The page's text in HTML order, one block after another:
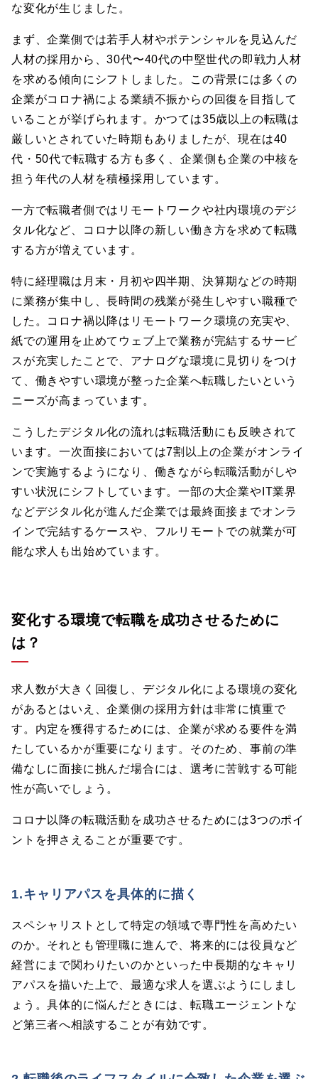
な変化が生じました。
まず、企業側では若手人材やポテンシャルを見込んだ
人材の採用から、30代〜40代の中堅世代の即戦力人材
を求める傾向にシフトしました。この背景には多くの
企業がコロナ禍による業績不振からの回復を目指して
いることが挙げられます。かつては35歳以上の転職は
厳しいとされていた時期もありましたが、現在は40
代・50代で転職する方も多く、企業側も企業の中核を
担う年代の人材を積極採用しています。
一方で転職者側ではリモートワークや社内環境のデジ
タル化など、コロナ以降の新しい働き方を求めて転職
する方が増えています。
特に経理職は月末・月初や四半期、決算期などの時期
に業務が集中し、長時間の残業が発生しやすい職種で
した。コロナ禍以降はリモートワーク環境の充実や、
紙での運用を止めてウェブ上で業務が完結するサービ
スが充実したことで、アナログな環境に見切りをつけ
て、働きやすい環境が整った企業へ転職したいという
ニーズが高まっています。
こうしたデジタル化の流れは転職活動にも反映されて
います。一次面接においては7割以上の企業がオンライ
ンで実施するようになり、働きながら転職活動がしや
すい状況にシフトしています。一部の大企業やIT業界
などデジタル化が進んだ企業では最終面接までオンラ
インで完結するケースや、フルリモートでの就業が可
能な求人も出始めています。
変化する環境で転職を成功させるために
は？
求人数が大きく回復し、デジタル化による環境の変化
があるとはいえ、企業側の採用方針は非常に慎重で
す。内定を獲得するためには、企業が求める要件を満
たしているかが重要になります。そのため、事前の準
備なしに面接に挑んだ場合には、選考に苦戦する可能
性が高いでしょう。
コロナ以降の転職活動を成功させるためには3つのポイ
ントを押さえることが重要です。
1.キャリアパスを具体的に描く
スペシャリストとして特定の領域で専門性を高めたい
のか。それとも管理職に進んで、将来的には役員など
経営にまで関わりたいのかといった中長期的なキャリ
アパスを描いた上で、最適な求人を選ぶようにしまし
ょう。具体的に悩んだときには、転職エージェントな
ど第三者へ相談することが有効です。